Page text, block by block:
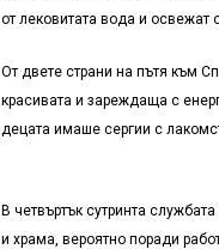
от лековитата вода и освежат
От двете страни на пътя към
красивата и зареждаща с
децата имаше сергии с
В четвъртък сутринта
и храма, вероятно поради